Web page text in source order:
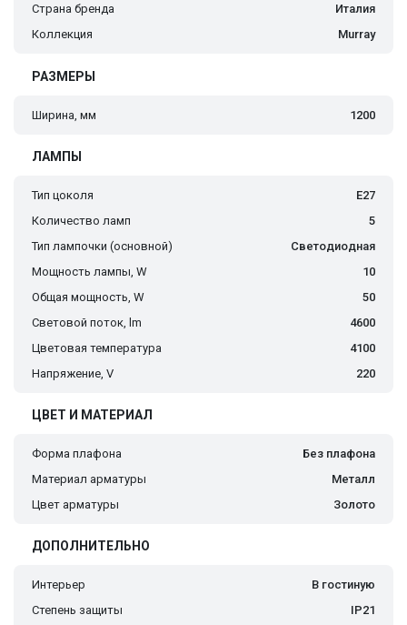
Страна бренда
Италия
Коллекция
Murray
РАЗМЕРЫ
Ширина, мм 1200
ЛАМПЫ
Тип цоколя
E27
Количество ламп
5
Тип лампочки (основной)
Светодиодная
Мощность лампы, W
10
Общая мощность, W
50
Световой поток, lm
4600
Цветовая температура
4100
Напряжение, V
220
ЦВЕТ И МАТЕРИАЛ
Форма плафона
Без плафона
Материал арматуры
Металл
Цвет арматуры
Золото
ДОПОЛНИТЕЛЬНО
Интерьер
В гостиную
Степень защиты
IP21